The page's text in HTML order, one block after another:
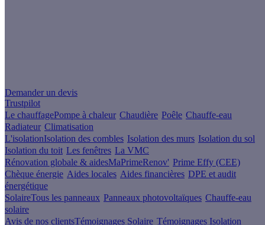
Demander un devis
Trustpilot
Le chauffagePompe à chaleur Chaudière Poêle Chauffe-eau
Radiateur Climatisation
L'isolationIsolation des combles Isolation des murs Isolation du sol
Isolation du toit Les fenêtres La VMC
Rénovation globale & aidesMaPrimeRenov' Prime Effy (CEE)
Chèque énergie Aides locales Aides financières DPE et audit
énergétique
SolaireTous les panneaux Panneaux photovoltaïques Chauffe-eau
solaire
Avis de nos clientsTémoignages Solaire Témoignages Isolation